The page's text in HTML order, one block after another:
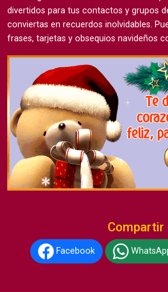
divertidos para tus contactos y grupos
conviertas en recuerdos inolvidables.
frases, tarjetas y obsequios navideños
Compartir
Facebook